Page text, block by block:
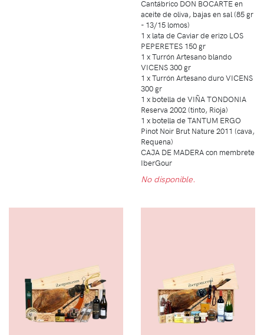
Cantábrico DON BOCARTE en
aceite de oliva, bajas en sal (85 gr
- 13/15 lomos)
1 x lata de Caviar de erizo LOS
PEPERETES 150 gr
1 x Turrón Artesano blando
VICENS 300 gr
1 x Turrón Artesano duro VICENS
300 gr
1 x botella de VIÑA TONDONIA
Reserva 2002 (tinto, Rioja)
1 x botella de TANTUM ERGO
Pinot Noir Brut Nature 2011 (cava,
Requena)
CAJA DE MADERA con membrete
IberGour
No disponible.